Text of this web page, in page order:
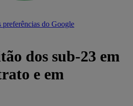
do Google
dos sub-23 em
e em